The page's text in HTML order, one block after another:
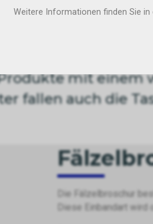
mit einem
fallen auch die
Die Fälzelbroschur
Diese Einbandart
Weitere Informationen finden Sie in